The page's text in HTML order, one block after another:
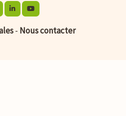
- Nous contacter